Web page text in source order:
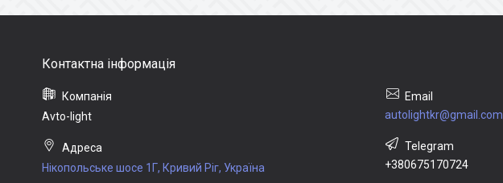
Avto-light
Нікопольське шосе 1Г, Кривий Ріг, Україна
autolightkr@gmail.com
+380675170724